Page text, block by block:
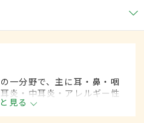
一分野で、主に耳・鼻・咽
炎・中耳炎・アレルギー性
頭がんなど）を専門的に取
見る